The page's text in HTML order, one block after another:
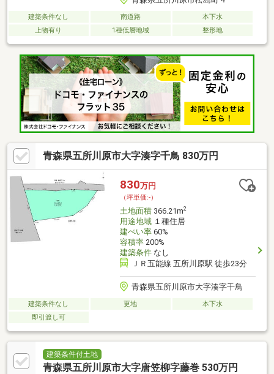
建築条件なし 南道路
本下水
上物有り
1種低層地域 整形地
青森県五所川原市大字湊字千鳥 830万円
830万円
（坪単価:-）
土地面積366.21m2
用途地域１種住居
建ぺい率60%
容積率200%
建築条件なし
ＪＲ五能線 五所川原駅 徒歩23分
青森県五所川原市大字湊字千鳥
建築条件なし 更地
本下水
即引渡し可
建築条件付土地
青森県五所川原市大字唐笠柳字藤巻 530万円